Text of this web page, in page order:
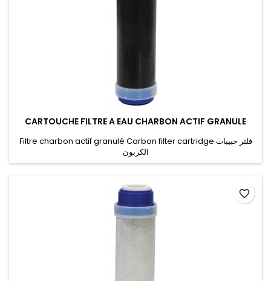
CARTOUCHE FILTRE A EAU CHARBON ACTIF GRANULE
Filtre charbon actif granulé Carbon filter cartridge فلتر حبيبات
الكربون
favorite_border